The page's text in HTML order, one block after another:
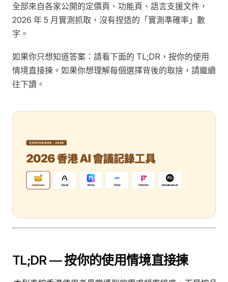
全部來自各家公開的定價頁、功能頁、語言支援文件，
2026 年 5 月實測抓取，沒有捏造的「實測準確率」數
字。
如果你只想知道答案：請看下面的 TL;DR，按你的使用
情境直接揀。如果你想理解每個選擇背後的取捨，請繼續
往下讀。
TL;DR — 按你的使用情境直接揀